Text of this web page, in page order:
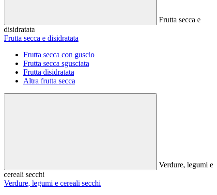
Frutta secca e
disidratata
Frutta secca e disidratata
Frutta secca con guscio
Frutta secca sgusciata
Frutta disidratata
Altra frutta secca
Verdure, legumi e
cereali secchi
Verdure, legumi e cereali secchi